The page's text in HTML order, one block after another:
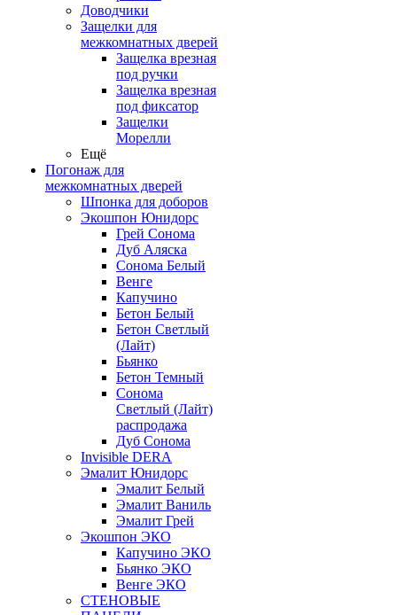
Доводчики
Защелки для
межкомнатных дверей
Защелка врезная
под ручки
Защелка врезная
под фиксатор
Защелки
Морелли
Ещё
Погонаж для
межкомнатных дверей
Шпонка для доборов
Экошпон Юнидорс
Грей Сонома
Дуб Аляска
Сонома Белый
Венге
Капучино
Бетон Белый
Бетон Светлый
(Лайт)
Бьянко
Бетон Темный
Сонома
Светлый (Лайт)
распродажа
Дуб Сонома
Invisible DERA
Эмалит Юнидорс
Эмалит Белый
Эмалит Ваниль
Эмалит Грей
Экошпон ЭКО
Капучино ЭКО
Бьянко ЭКО
Венге ЭКО
СТЕНОВЫЕ